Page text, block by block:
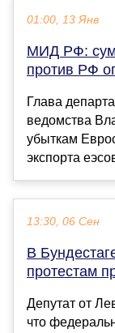
01:00, 13 Янв
МИД РФ:
против РФ
Глава
ведомства
убыткам
экспорта
13:30, 06 Сен
В
протестам
Депутат от
что